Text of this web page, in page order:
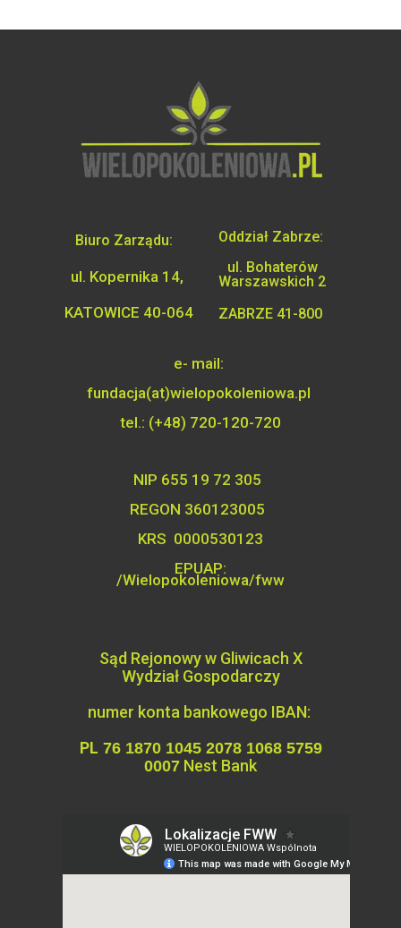
Sąd Rejonowy w Gliwicach X
Wydział Gospodarczy
numer konta bankowego IBAN:
PL 76 1870 1045 2078 1068 5759
0007 Nest Bank
e- mail:
fundacja(at)wielopokoleniowa.pl
tel.: (+48) 720-120-720
NIP 655 19 72 305
REGON 360123005
KRS 0000530123
EPUAP:
/Wielopokoleniowa/fww
Oddział Zabrze:
ul. Bohaterów
Warszawskich 2
ZABRZE 41-800
Biuro Zarządu:
ul. Kopernika 14,
KATOWICE 40-064